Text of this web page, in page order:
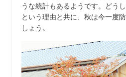
うな統計もあるようです。どう
という理由と共に、秋は今一度
しょう。